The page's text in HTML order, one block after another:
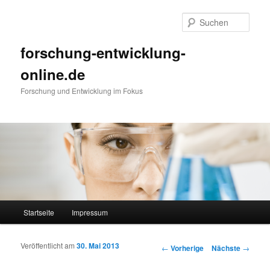
forschung-entwicklung-
online.de
Forschung und Entwicklung im Fokus
Zum Inhalt wechseln
Zum sekundären Inhalt wechseln
Startseite Impressum
Artikelnavigation
← Vorherige Nächste →
Veröffentlicht am30. Mai 2013